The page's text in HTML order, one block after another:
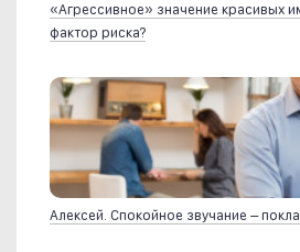
«Агрессивное» значение красивых
фактор риска?
Алексей. Спокойное звучание –